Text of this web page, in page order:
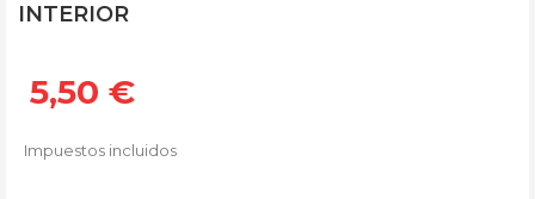
INTERIOR
5,50 €
Impuestos incluidos